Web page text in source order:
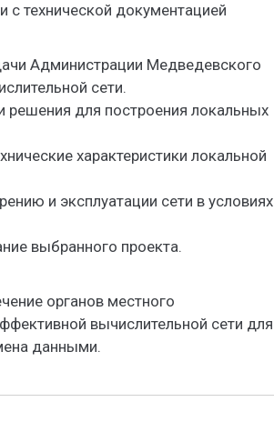
с технической документацией
Администрации Медведевского
сети.
решения для построения локальных
характеристики локальной
и эксплуатации сети в условиях
выбранного проекта.
органов местного
вычислительной сети для
данными.